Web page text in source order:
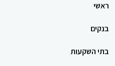
ראשי
בנקים
בתי השקעות